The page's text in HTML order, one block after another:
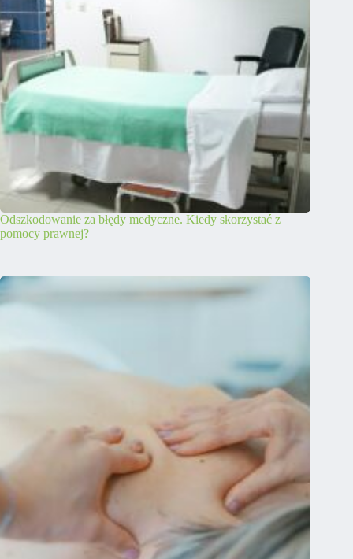
Odszkodowanie za błędy medyczne. Kiedy skorzystać z
pomocy prawnej?